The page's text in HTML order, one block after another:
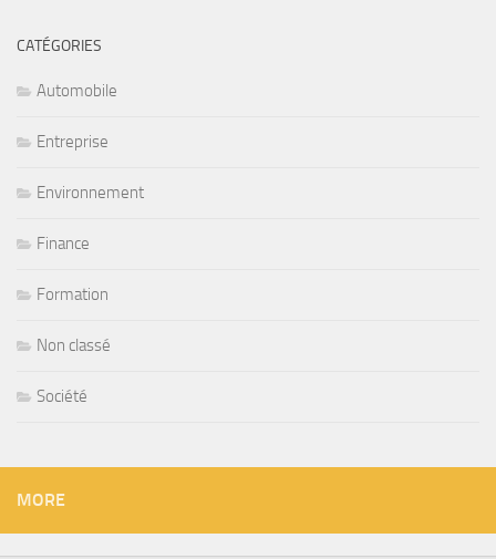
CATÉGORIES
Automobile
Entreprise
Environnement
Finance
Formation
Non classé
Société
MORE